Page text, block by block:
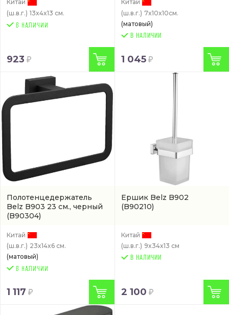
Китай
(ш.в.г.) 13x4x13 см.
923
Китай
(ш.в.г.) 7x10x10см.
(матовый)
В НАЛИЧИИ
1 045
Полотенцедержатель
Belz B903 23 см., черный
(B90304)
Китай
(ш.в.г.) 23x14x6 см.
(матовый)
1 117
Ершик Belz B902
(B90210)
Китай
(ш.в.г.) 9x34x13 см
В НАЛИЧИИ
2 100